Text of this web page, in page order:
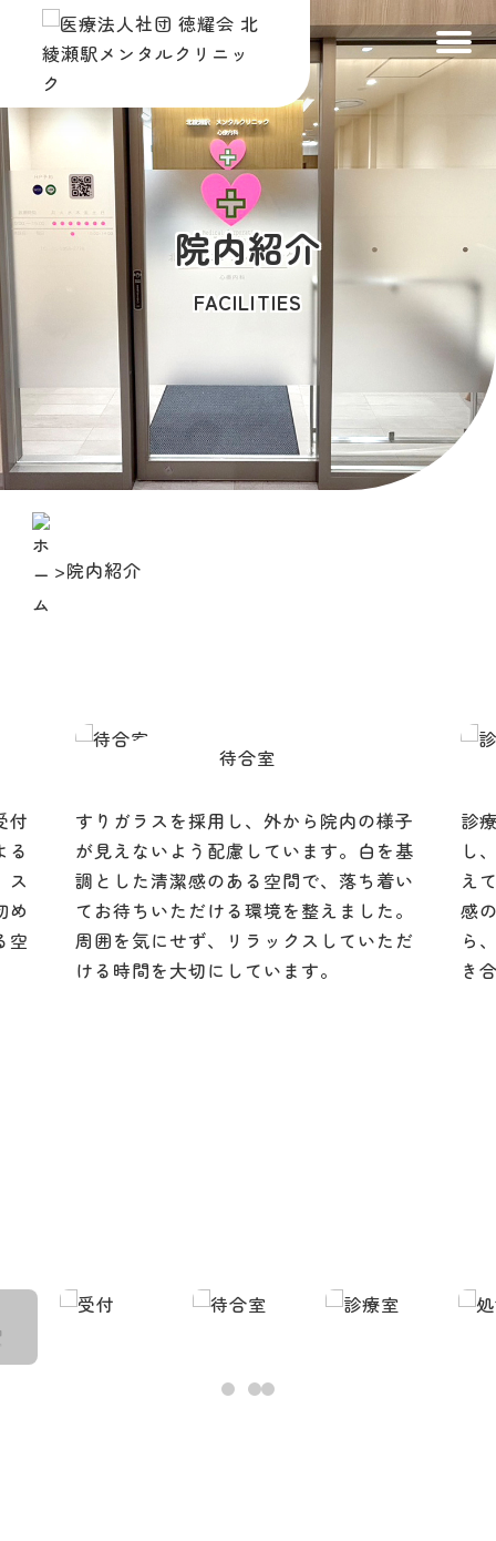
院内紹介
FACILITIES
>院内紹介
付
る
ス
め
空
待合室
すりガラスを採用し、外から院内の様子
が見えないよう配慮しています。白を基
調とした清潔感のある空間で、落ち着い
てお待ちいただける環境を整えました。
周囲を気にせず、リラックスしていただ
ける時間を大切にしています。
診
し
え
感
ら
き
トップ TOP
診療案内 SERVICES
診療の流れ FLOW
医師・スタッフ DOCTOR & STAFF
院内紹介
アクセス ACCESS
ご予約・お問い合わせ